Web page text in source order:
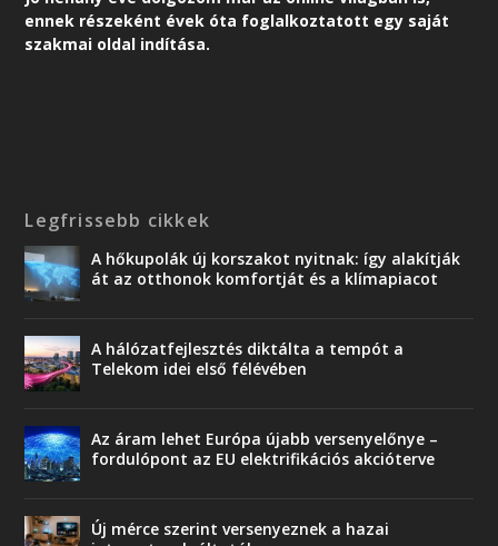
ennek részeként évek óta foglalkoztatott egy saját
szakmai oldal indítása.
Legfrissebb cikkek
A hőkupolák új korszakot nyitnak: így alakítják
át az otthonok komfortját és a klímapiacot
A hálózatfejlesztés diktálta a tempót a
Telekom idei első félévében
Az áram lehet Európa újabb versenyelőnye –
fordulópont az EU elektrifikációs akcióterve
Új mérce szerint versenyeznek a hazai